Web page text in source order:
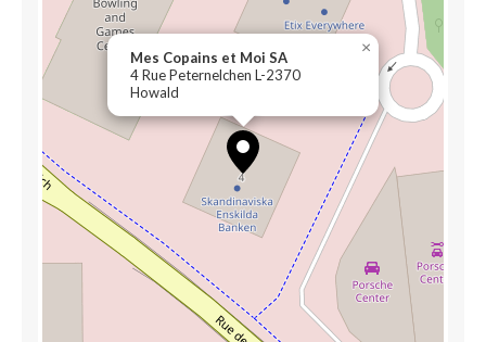
Mes Copains et Moi SA
4 Rue Peternelchen L-2370
Howald
×